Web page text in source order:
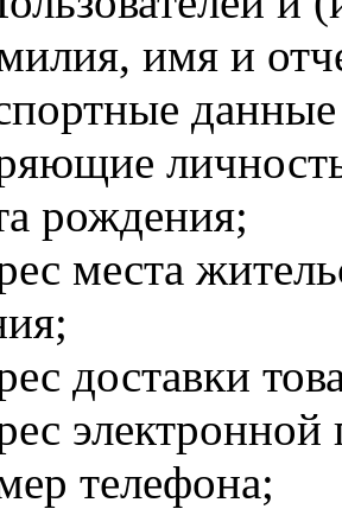
имя и
рождения;
места
доставки
электронной
телефона;